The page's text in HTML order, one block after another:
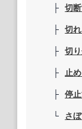
├ 切
├ 切
├ 切
├
止
├ 停
└ さ